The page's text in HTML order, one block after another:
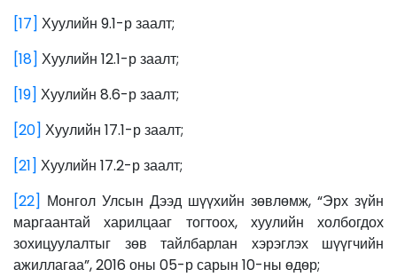
[17] Хуулийн 9.1-р заалт;
[18] Хуулийн 12.1-р заалт;
[19] Хуулийн 8.6-р заалт;
[20] Хуулийн 17.1-р заалт;
[21] Хуулийн 17.2-р заалт;
[22] Монгол Улсын Дээд шүүхийн зөвлөмж, “Эрх зүйн
маргаантай харилцааг тогтоох, хуулийн холбогдох
зохицуулалтыг зөв тайлбарлан хэрэглэх шүүгчийн
ажиллагаа”, 2016 оны 05-р сарын 10-ны өдөр;